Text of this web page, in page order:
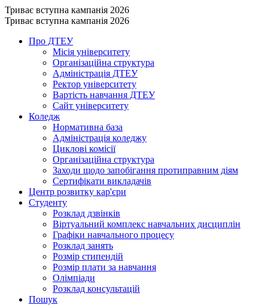
Триває вступна кампанія 2026
Триває вступна кампанія 2026
Про ДТЕУ
Місія університету
Організаційна структура
Адміністрація ДТЕУ
Ректор університету
Вартість навчання ДТЕУ
Сайт університету
Коледж
Нормативна база
Адміністрація коледжу
Циклові комісії
Організаційна структура
Заходи щодо запобігання протиправним діям
Сертифікати викладачів
Центр розвитку кар'єри
Студенту
Розклад дзвінків
Віртуальний комплекс навчальних дисциплін
Графіки навчального процесу
Розклад занять
Розмір стипендій
Розмір плати за навчання
Олімпіади
Розклад консультацій
Пошук